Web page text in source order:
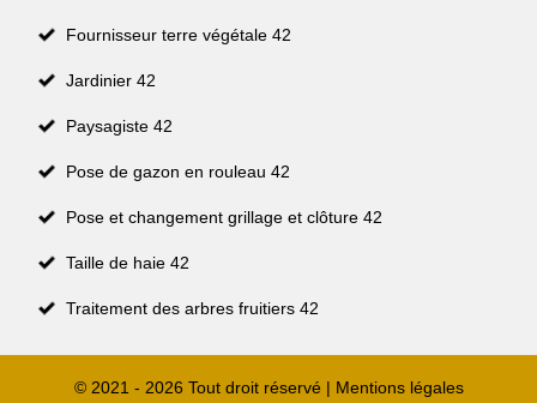
Fournisseur terre végétale 42
Jardinier 42
Paysagiste 42
Pose de gazon en rouleau 42
Pose et changement grillage et clôture 42
Taille de haie 42
Traitement des arbres fruitiers 42
© 2021 - 2026 Tout droit réservé | Mentions légales